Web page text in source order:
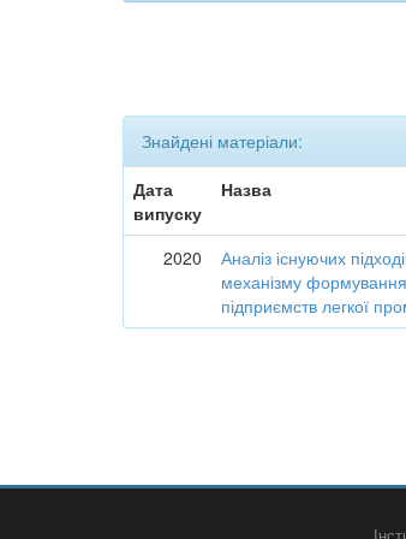
Знайдені матеріали:
Дата
випуску
Назва
2020
Аналіз існуючих
механізму формування
підприємств легкої